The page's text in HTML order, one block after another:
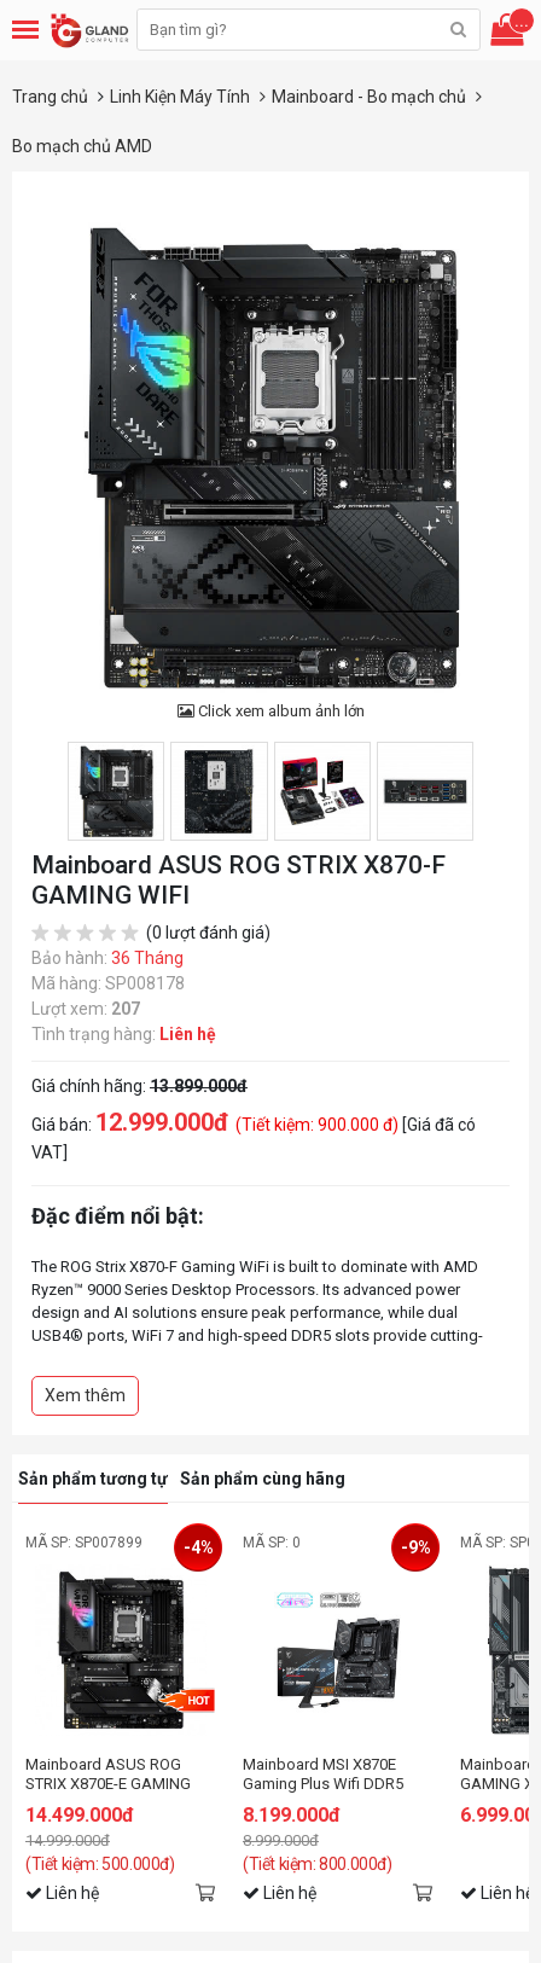
...
Trang chủ Linh Kiện Máy Tính Mainboard - Bo mạch chủ
Bo mạch chủ AMD
Click xem album ảnh lớn
Mainboard ASUS ROG STRIX X870-F
GAMING WIFI
(0 lượt đánh giá)
Bảo hành: 36 Tháng
Mã hàng: SP008178
Lượt xem: 207
Tình trạng hàng: Liên hệ
Giá chính hãng: 13.899.000đ
Giá bán: 12.999.000đ (Tiết kiệm: 900.000 đ) [Giá đã có
VAT]
Đặc điểm nổi bật:
The ROG Strix X870-F Gaming WiFi is built to dominate with AMD
Ryzen™ 9000 Series Desktop Processors. Its advanced power
design and AI solutions ensure peak performance, while dual
USB4® ports, WiFi 7 and high-speed DDR5 slots provide cutting-
essential for elite gaming and the demands of advanced AI PC
Xem thêm
Sản phẩm tương tự Sản phẩm cùng hãng
MÃ SP: SP007899
Mainboard ASUS ROG
STRIX X870E-E GAMING
14.499.000đ
14.999.000đ
(Tiết kiệm: 500.000đ)
-4%
Liên hệ
MÃ SP: 0
Mainboard MSI X870E
Gaming Plus Wifi DDR5
8.199.000đ
8.999.000đ
(Tiết kiệm: 800.000đ)
-9%
Liên hệ
MÃ SP:
Mainboard
GAMING X
Liên hệ